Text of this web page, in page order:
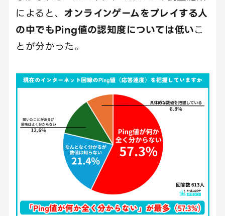
によると、 オンラインゲームをプレイする人
の中でもPing値の認知度については低いこ
とが分かった。